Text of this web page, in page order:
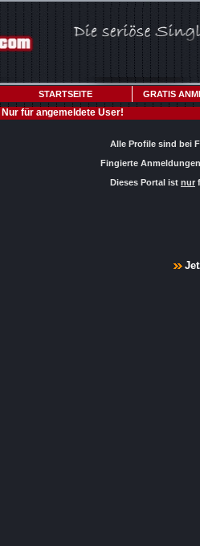
STARTSEITE GRATIS
Nur für angemeldete User!
Alle Profile sind bei
Fingierte
Dieses Portal ist nur